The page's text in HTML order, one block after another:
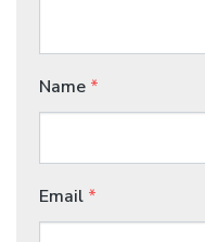
Name *
Email *